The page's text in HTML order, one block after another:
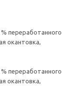
переработанного
окантовка,
переработанного
окантовка,